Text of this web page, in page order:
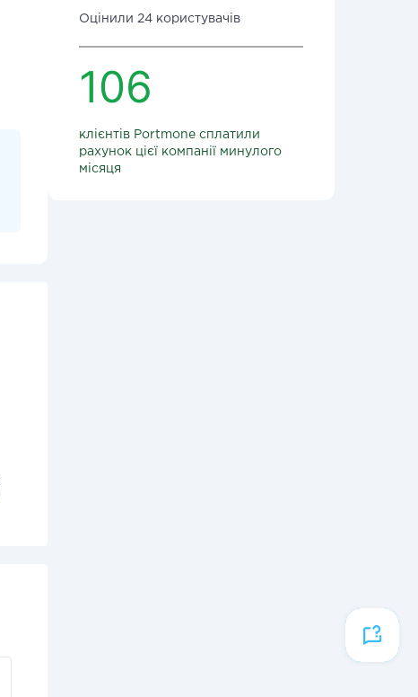
Оцінили 24 користувачів
106
клієнтів Portmone сплатили
рахунок цієї компанії минулого
місяця